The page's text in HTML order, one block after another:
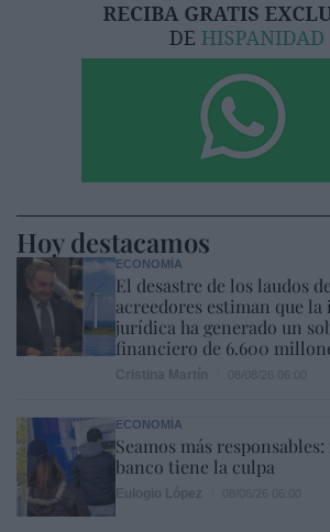
Hoy destacamos
ECONOMÍA
El desastre de los laudos
acreedores estiman que la
jurídica ha generado un
financiero de 6.600
ECONOMÍA
Seamos más
banco tiene la culpa